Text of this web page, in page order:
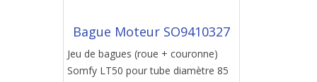
Bague Moteur SO9410327
Jeu de bagues (roue + couronne)
Somfy LT50 pour tube diamètre 85